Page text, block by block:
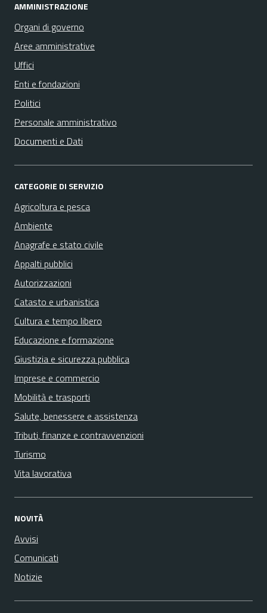
AMMINISTRAZIONE
Organi di governo
Aree amministrative
Uffici
Enti e fondazioni
Politici
Personale amministrativo
Documenti e Dati
CATEGORIE DI SERVIZIO
Agricoltura e pesca
Ambiente
Anagrafe e stato civile
Appalti pubblici
Autorizzazioni
Catasto e urbanistica
Cultura e tempo libero
Educazione e formazione
Giustizia e sicurezza pubblica
Imprese e commercio
Mobilità e trasporti
Salute, benessere e assistenza
Tributi, finanze e contravvenzioni
Turismo
Vita lavorativa
NOVITÀ
Avvisi
Comunicati
Notizie